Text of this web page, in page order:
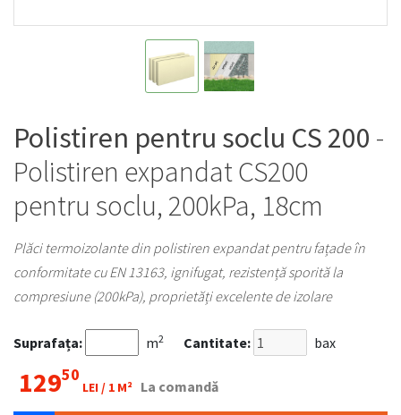
Polistiren pentru soclu CS 200 -
Polistiren expandat CS200
pentru soclu, 200kPa, 18cm
Plăci termoizolante din polistiren expandat pentru fațade în
conformitate cu EN 13163, ignifugat, rezistență sporită la
compresiune (200kPa), proprietăți excelente de izolare
Suprafața: m2 Cantitate: bax
12950
LEI / 1 M² La comandă